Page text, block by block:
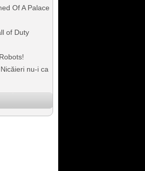
Of A Palace
of Duty
nu-i ca